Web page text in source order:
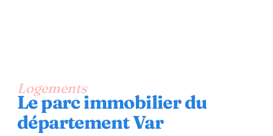
Logements
Le parc immobilier du
département Var